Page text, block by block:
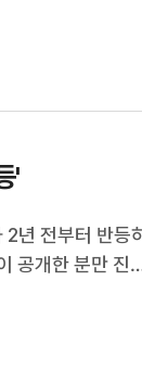
로는 20대가
'
2년 전부터 반등
공개한 분만 진
84건까지 감소